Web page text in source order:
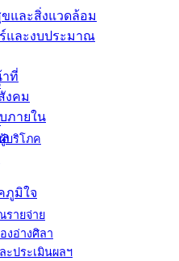
บริโภค
รายจ่าย
งอ่างศิลา
ะประเมินผลฯ
และสิ่งแวดล้อม
และงบประมาณ
าที่
งคม
ภายใน
ภูมิใจ